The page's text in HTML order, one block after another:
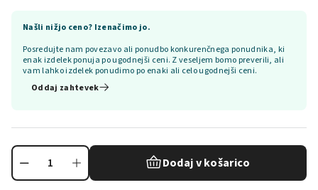
Našli nižjo ceno? Izenačimo jo.
Posredujte nam povezavo ali ponudbo konkurenčnega ponudnika, ki
enak izdelek ponuja po ugodnejši ceni. Z veseljem bomo preverili, ali
vam lahko izdelek ponudimo po enaki ali celo ugodnejši ceni.
Oddaj zahtevek
Dodaj v košarico